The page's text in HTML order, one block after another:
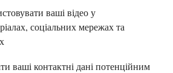
ваші відео у
соціальних мережах та
ваші контактні дані потенційним